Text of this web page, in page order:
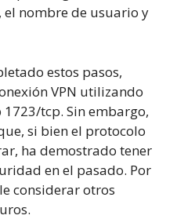
el nombre de usuario y
estos pasos,
VPN utilizando
1723/tcp. Sin embargo,
si bien el protocolo
ha demostrado tener
en el pasado. Por
considerar otros